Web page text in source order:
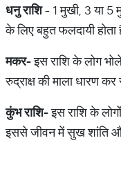
धनुराशि- 1 मुखी, 3 या 5
के लिए बहुत फलदायी होता
मकर-इस राशि के लोग
रुद्राक्ष की माला धारण
कुंभराशि-इस राशि के
इससे जीवन में सुख शांति